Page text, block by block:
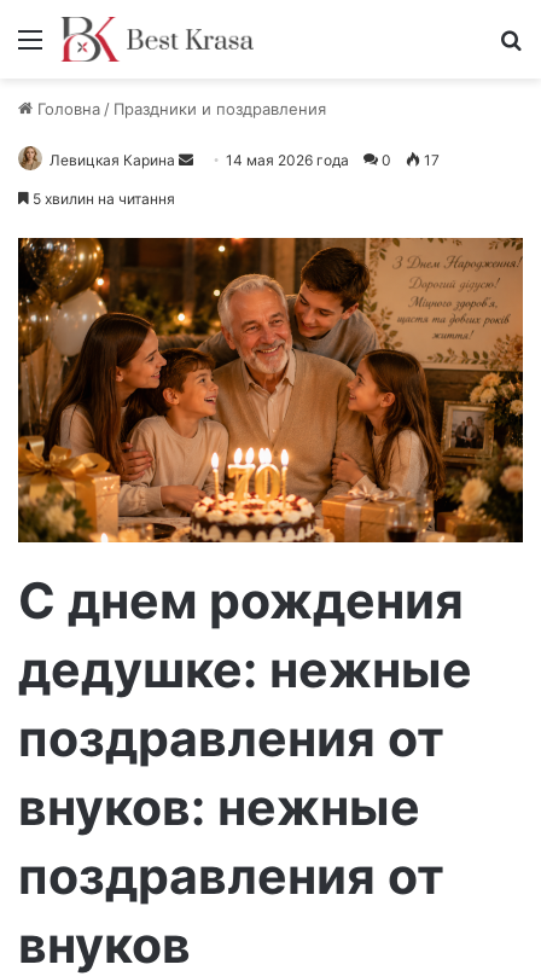
Меню
Головна / Праздники и поздравления
Левицкая Карина
р
а
в
и
т
ь
п
с
ь
м
14 мая 2026 года 0 17
5 хвилин на читання
С днем рождения
дедушке: нежные
поздравления от
внуков: нежные
поздравления от
внуков